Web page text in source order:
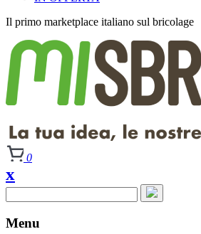
Il primo marketplace italiano sul bricolage
0
x
Menu